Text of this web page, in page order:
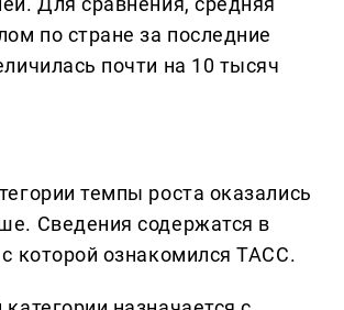
по стране за последние
почти на 10 тысяч
темпы роста оказались
Сведения содержатся в
с которой ознакомился ТАСС.